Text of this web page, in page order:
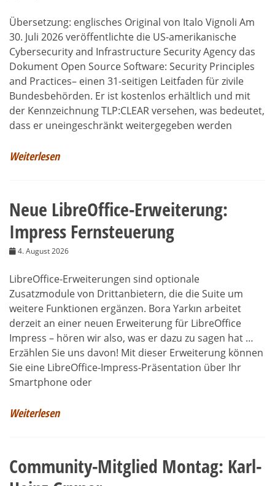
Übersetzung: englisches Original von Italo Vignoli Am
30. Juli 2026 veröffentlichte die US-amerikanische
Cybersecurity and Infrastructure Security Agency das
Dokument Open Source Software: Security Principles
and Practices– einen 31-seitigen Leitfaden für zivile
Bundesbehörden. Er ist kostenlos erhältlich und mit
der Kennzeichnung TLP:CLEAR versehen, was bedeutet,
dass er uneingeschränkt weitergegeben werden
Weiterlesen
Neue LibreOffice-Erweiterung:
Impress Fernsteuerung
4. August 2026
LibreOffice-Erweiterungen sind optionale
Zusatzmodule von Drittanbietern, die die Suite um
weitere Funktionen ergänzen. Bora Yarkın arbeitet
derzeit an einer neuen Erweiterung für LibreOffice
Impress – hören wir also, was er dazu zu sagen hat …
Erzählen Sie uns davon! Mit dieser Erweiterung können
Sie eine LibreOffice-Impress-Präsentation über Ihr
Smartphone oder
Weiterlesen
Community-Mitglied Montag: Karl-